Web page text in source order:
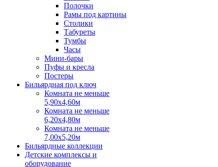
Полочки
Рамы под картины
Столики
Табуреты
Тумбы
Часы
Мини-бары
Пуфы и кресла
Постеры
Бильярдная под ключ
Комната не меньше
5,90х4,60м
Комната не меньше
6,20х4,80м
Комната не меньше
7,00х5,20м
Бильярдные коллекции
Детские комплексы и
оборудование